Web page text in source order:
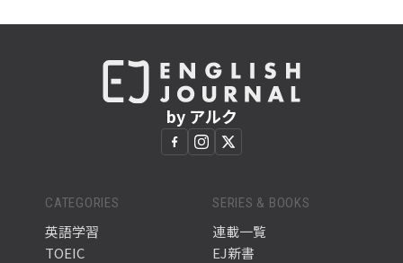
by アルク
CATEGORIES
英語学習
TOEIC
SERIES & BOOKS
連載一覧
EJ新書